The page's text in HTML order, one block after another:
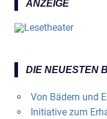
ANZEIGE
DIE NEUESTEN
Von Bädern und
Initiative zum